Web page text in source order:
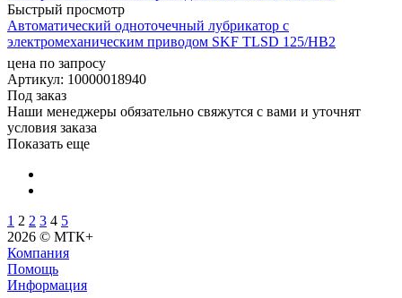
Быстрый просмотр
Автоматический одноточечный лубрикатор с
электромеханическим приводом SKF TLSD 125/HB2
цена по запросу
Артикул: 10000018940
Под заказ
Наши менеджеры обязательно свяжутся с вами и уточнят
условия заказа
Показать еще
1 2 2 3 4 5
2026 © МТК+
Компания
Помощь
Информация